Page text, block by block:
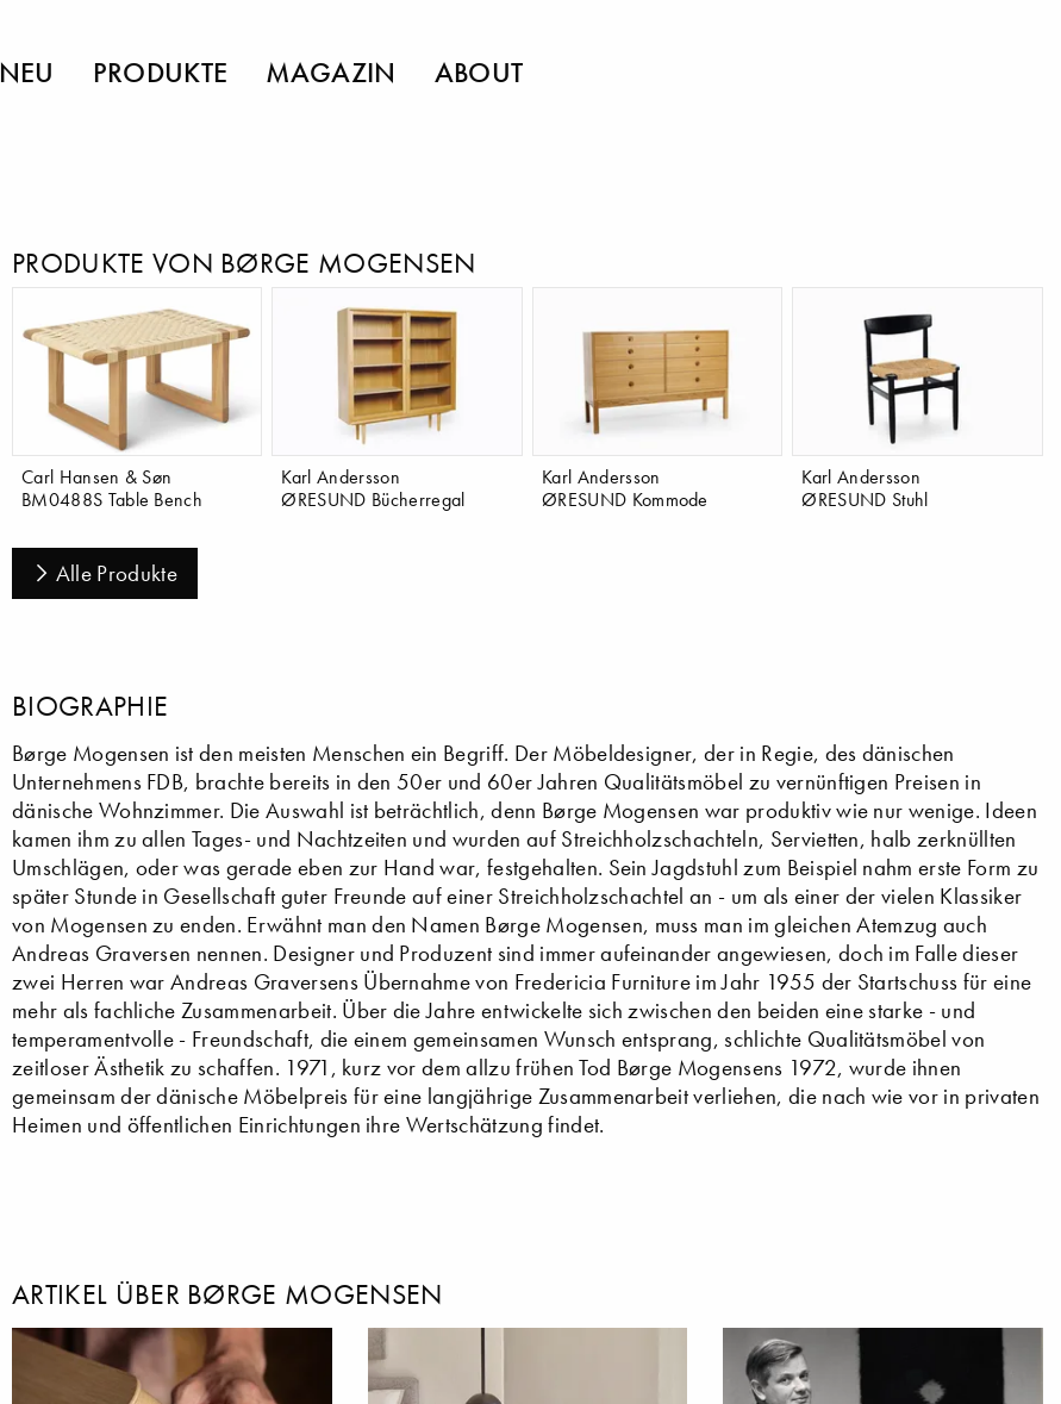
NEU PRODUKTE MAGAZIN ABOUT
PRODUKTE VON BØRGE MOGENSEN
Carl Hansen & Søn
BM0488S Table Bench
Karl Andersson
ØRESUND Bücherregal
Karl Andersson
ØRESUND Kommode
Karl Andersson
ØRESUND Stuhl
Alle Produkte
BIOGRAPHIE
Børge Mogensen ist den meisten Menschen ein Begriff. Der Möbeldesigner, der in Regie, des dänischen
Unternehmens FDB, brachte bereits in den 50er und 60er Jahren Qualitätsmöbel zu vernünftigen Preisen in
dänische Wohnzimmer. Die Auswahl ist beträchtlich, denn Børge Mogensen war produktiv wie nur wenige. Ideen
kamen ihm zu allen Tages- und Nachtzeiten und wurden auf Streichholzschachteln, Servietten, halb zerknüllten
Umschlägen, oder was gerade eben zur Hand war, festgehalten. Sein Jagdstuhl zum Beispiel nahm erste Form zu
später Stunde in Gesellschaft guter Freunde auf einer Streichholzschachtel an - um als einer der vielen Klassiker
von Mogensen zu enden. Erwähnt man den Namen Børge Mogensen, muss man im gleichen Atemzug auch
Andreas Graversen nennen. Designer und Produzent sind immer aufeinander angewiesen, doch im Falle dieser
zwei Herren war Andreas Graversens Übernahme von Fredericia Furniture im Jahr 1955 der Startschuss für eine
mehr als fachliche Zusammenarbeit. Über die Jahre entwickelte sich zwischen den beiden eine starke - und
temperamentvolle - Freundschaft, die einem gemeinsamen Wunsch entsprang, schlichte Qualitätsmöbel von
zeitloser Ästhetik zu schaffen. 1971, kurz vor dem allzu frühen Tod Børge Mogensens 1972, wurde ihnen
gemeinsam der dänische Möbelpreis für eine langjährige Zusammenarbeit verliehen, die nach wie vor in privaten
Heimen und öffentlichen Einrichtungen ihre Wertschätzung findet.
ARTIKEL ÜBER BØRGE MOGENSEN